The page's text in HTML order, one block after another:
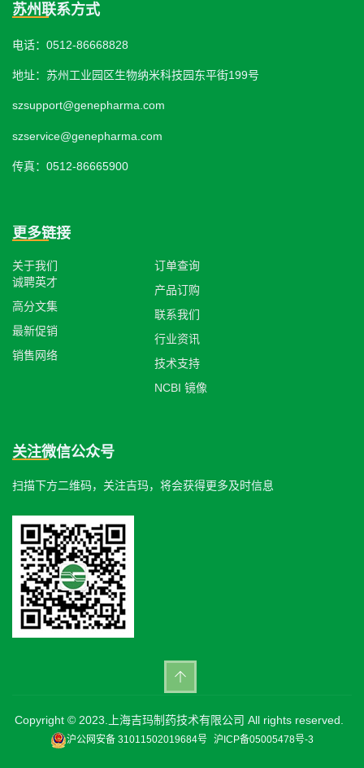
苏州联系方式
电话：0512-86668828
地址：苏州工业园区生物纳米科技园东平街199号
szsupport@genepharma.com
szservice@genepharma.com
传真：0512-86665900
更多链接
关于我们
诚聘英才
高分文集
最新促销
销售网络
订单查询
产品订购
联系我们
行业资讯
技术支持
NCBI 镜像
关注微信公众号
扫描下方二维码，关注吉玛，将会获得更多及时信息
Copyright © 2023.上海吉玛制药技术有限公司 All rights reserved.
沪公网安备 31011502019684号 沪ICP备05005478号-3